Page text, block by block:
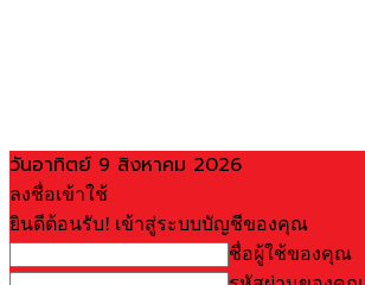
วันอาทิตย์ 9 สิงหาคม 2026
ลงชื่อเข้าใช้
ยินดีต้อนรับ! เข้าสู่ระบบบัญชีของคุณ
ชื่อผู้ใช้ของคุณ